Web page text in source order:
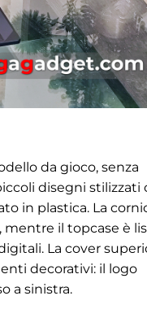
da gioco, senza
disegni stilizzati
in plastica. La
il topcase è
La cover
decorativi: il logo
a sinistra.